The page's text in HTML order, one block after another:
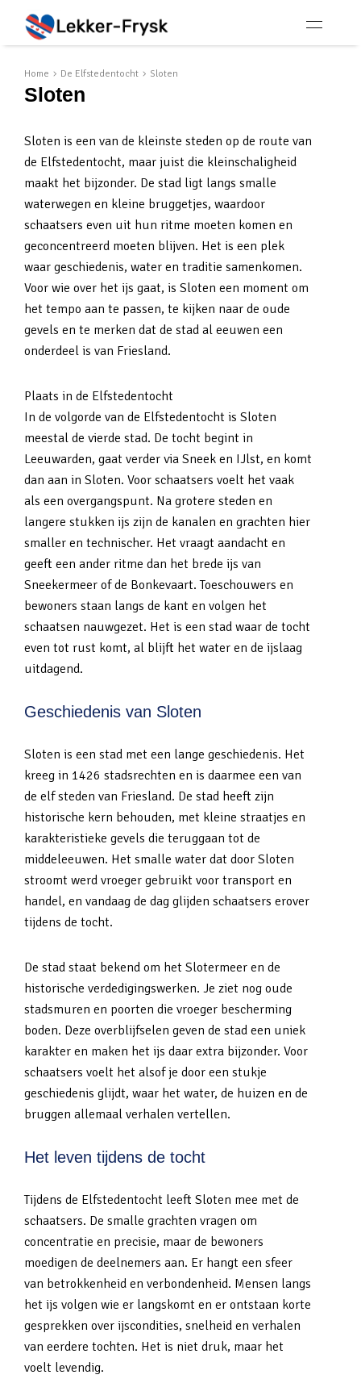
Home De Elfstedentocht Sloten
Sloten
Sloten is een van de kleinste steden op de route van
de Elfstedentocht, maar juist die kleinschaligheid
maakt het bijzonder. De stad ligt langs smalle
waterwegen en kleine bruggetjes, waardoor
schaatsers even uit hun ritme moeten komen en
geconcentreerd moeten blijven. Het is een plek
waar geschiedenis, water en traditie samenkomen.
Voor wie over het ijs gaat, is Sloten een moment om
het tempo aan te passen, te kijken naar de oude
gevels en te merken dat de stad al eeuwen een
onderdeel is van Friesland.
Plaats in de Elfstedentocht
In de volgorde van de Elfstedentocht is Sloten
meestal de vierde stad. De tocht begint in
Leeuwarden, gaat verder via Sneek en IJlst, en komt
dan aan in Sloten. Voor schaatsers voelt het vaak
als een overgangspunt. Na grotere steden en
langere stukken ijs zijn de kanalen en grachten hier
smaller en technischer. Het vraagt aandacht en
geeft een ander ritme dan het brede ijs van
Sneekermeer of de Bonkevaart. Toeschouwers en
bewoners staan langs de kant en volgen het
schaatsen nauwgezet. Het is een stad waar de tocht
even tot rust komt, al blijft het water en de ijslaag
uitdagend.
Geschiedenis van Sloten
Sloten is een stad met een lange geschiedenis. Het
kreeg in 1426 stadsrechten en is daarmee een van
de elf steden van Friesland. De stad heeft zijn
historische kern behouden, met kleine straatjes en
karakteristieke gevels die teruggaan tot de
middeleeuwen. Het smalle water dat door Sloten
stroomt werd vroeger gebruikt voor transport en
handel, en vandaag de dag glijden schaatsers erover
tijdens de tocht.
De stad staat bekend om het Slotermeer en de
historische verdedigingswerken. Je ziet nog oude
stadsmuren en poorten die vroeger bescherming
boden. Deze overblijfselen geven de stad een uniek
karakter en maken het ijs daar extra bijzonder. Voor
schaatsers voelt het alsof je door een stukje
geschiedenis glijdt, waar het water, de huizen en de
bruggen allemaal verhalen vertellen.
Het leven tijdens de tocht
Tijdens de Elfstedentocht leeft Sloten mee met de
schaatsers. De smalle grachten vragen om
concentratie en precisie, maar de bewoners
moedigen de deelnemers aan. Er hangt een sfeer
van betrokkenheid en verbondenheid. Mensen langs
het ijs volgen wie er langskomt en er ontstaan korte
gesprekken over ijscondities, snelheid en verhalen
van eerdere tochten. Het is niet druk, maar het
voelt levendig.